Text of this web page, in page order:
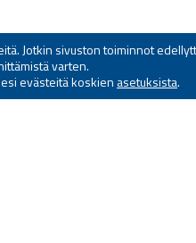
Jotkin sivuston toiminnot
varten.
evästeitä koskien asetuksista.